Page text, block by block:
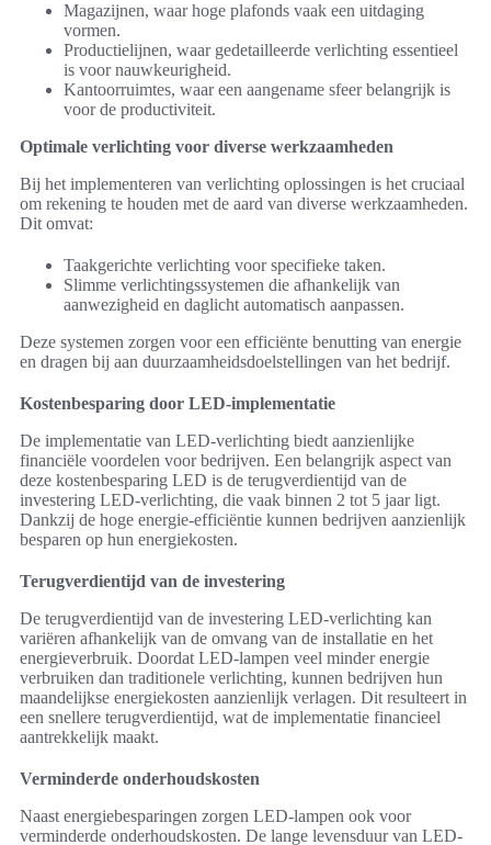
Magazijnen, waar hoge plafonds vaak een uitdaging
vormen.
Productielijnen, waar gedetailleerde verlichting essentieel
is voor nauwkeurigheid.
Kantoorruimtes, waar een aangename sfeer belangrijk is
voor de productiviteit.
Optimale verlichting voor diverse werkzaamheden
Bij het implementeren van verlichting oplossingen is het cruciaal
om rekening te houden met de aard van diverse werkzaamheden.
Dit omvat:
Taakgerichte verlichting voor specifieke taken.
Slimme verlichtingssystemen die afhankelijk van
aanwezigheid en daglicht automatisch aanpassen.
Deze systemen zorgen voor een efficiënte benutting van energie
en dragen bij aan duurzaamheidsdoelstellingen van het bedrijf.
Kostenbesparing door LED-implementatie
De implementatie van LED-verlichting biedt aanzienlijke
financiële voordelen voor bedrijven. Een belangrijk aspect van
deze kostenbesparing LED is de terugverdientijd van de
investering LED-verlichting, die vaak binnen 2 tot 5 jaar ligt.
Dankzij de hoge energie-efficiëntie kunnen bedrijven aanzienlijk
besparen op hun energiekosten.
Terugverdientijd van de investering
De terugverdientijd van de investering LED-verlichting kan
variëren afhankelijk van de omvang van de installatie en het
energieverbruik. Doordat LED-lampen veel minder energie
verbruiken dan traditionele verlichting, kunnen bedrijven hun
maandelijkse energiekosten aanzienlijk verlagen. Dit resulteert in
een snellere terugverdientijd, wat de implementatie financieel
aantrekkelijk maakt.
Verminderde onderhoudskosten
Naast energiebesparingen zorgen LED-lampen ook voor
verminderde onderhoudskosten. De lange levensduur van LED-